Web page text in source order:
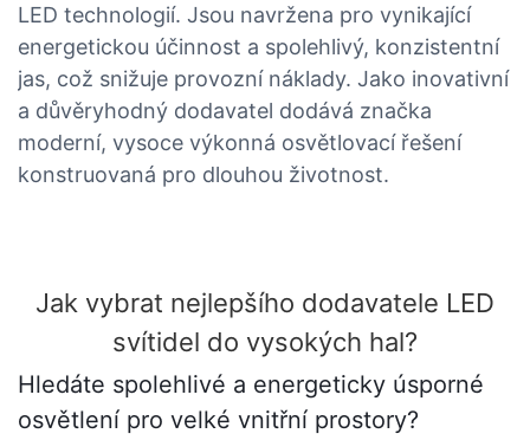
LED technologií. Jsou navržena pro vynikající
energetickou účinnost a spolehlivý, konzistentní
jas, což snižuje provozní náklady. Jako inovativní
a důvěryhodný dodavatel dodává značka
moderní, vysoce výkonná osvětlovací řešení
konstruovaná pro dlouhou životnost.
Jak vybrat nejlepšího dodavatele LED
svítidel do vysokých hal?
Hledáte spolehlivé a energeticky úsporné
osvětlení pro velké vnitřní prostory?